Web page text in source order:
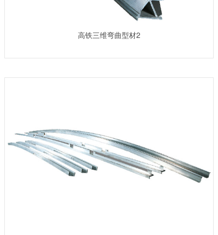
高铁三维弯曲型材2